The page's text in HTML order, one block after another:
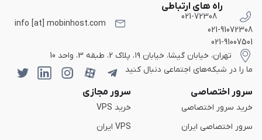
راه های ارتباطی
021-72308
021-91072308
021-91007501
info [at] mobinhost.com
تهران، خیابان گیشا، خیابان ۱۹، پلاک 2، طبقه 3، واحد 10
ما را در شبکه‌های اجتماعی دنبال کنید
سرور اختصاصی
خرید سرور اختصاصی
سرور اختصاصی ایران
سرور مجازی
خرید VPS
VPS ایران